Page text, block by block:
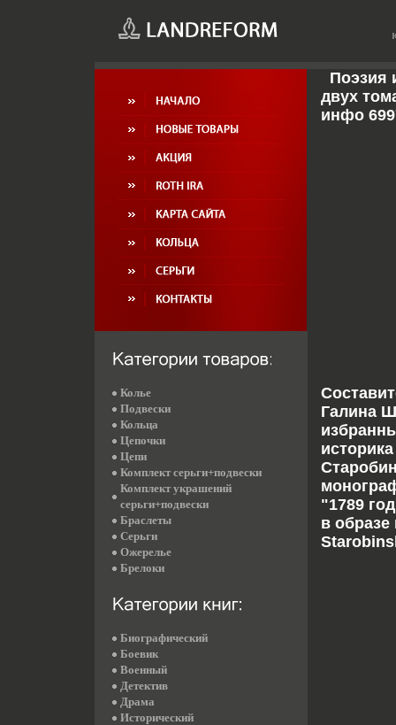
Поэзия
двух
инфо
Галина
"1789
в
Колье
Подвески
Кольца
Цепочки
Цепи
Комплект серьги+подвески
Комплект украшений
серьги+подвески
Браслеты
Серьги
Ожерелье
Брелоки
Биографический
Боевик
Военный
Детектив
Драма
Исторический